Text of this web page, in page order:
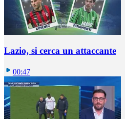
Lazio, si cerca un attaccante
00:47